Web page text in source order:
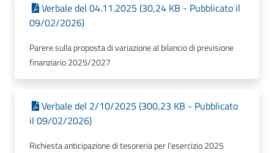
Verbale del 04.11.2025 (30,24 KB - Pubblicato il
09/02/2026)
Parere sulla proposta di variazione al bilancio di previsione
finanziario 2025/2027
Verbale del 2/10/2025 (300,23 KB - Pubblicato
il 09/02/2026)
Richiesta anticipazione di tesoreria per l'esercizio 2025